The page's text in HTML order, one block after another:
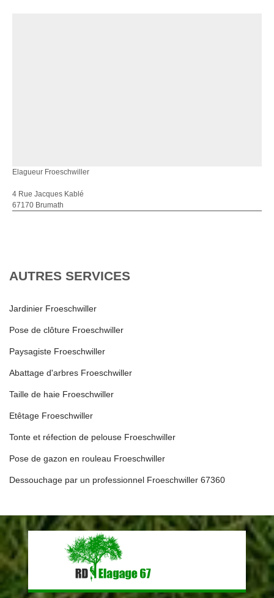
Elagueur Froeschwiller
4 Rue Jacques Kablé
67170 Brumath
AUTRES SERVICES
Jardinier Froeschwiller
Pose de clôture Froeschwiller
Paysagiste Froeschwiller
Abattage d'arbres Froeschwiller
Taille de haie Froeschwiller
Etêtage Froeschwiller
Tonte et réfection de pelouse Froeschwiller
Pose de gazon en rouleau Froeschwiller
Dessouchage par un professionnel Froeschwiller 67360